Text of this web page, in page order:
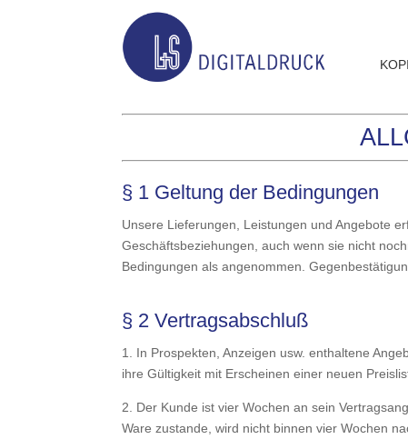
§ 1 Geltung der Bedingungen
Unsere Lieferungen, Leistungen und Angebote
Geschäftsbeziehungen, auch wenn sie nicht
Bedingungen als angenommen.
§ 2 Vertragsabschluß
1. In Prospekten, Anzeigen usw. enthaltene
ihre Gültigkeit mit Erscheinen einer neuen
2. Der Kunde ist vier Wochen an sein
Ware zustande, wird nicht binnen vier Wochen